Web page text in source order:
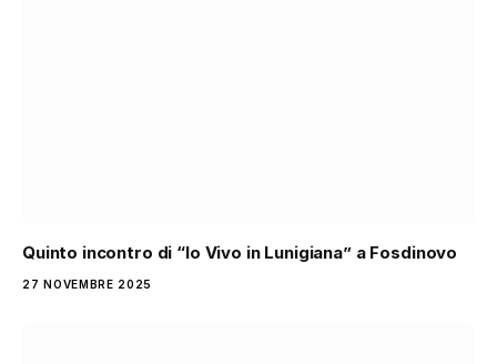
Quinto incontro di “Io Vivo in Lunigiana” a Fosdinovo
27 NOVEMBRE 2025